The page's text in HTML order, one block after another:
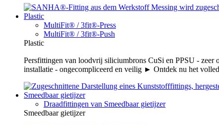
Plastic
MultiFit® / 3fit®-Press
MultiFit® / 3fit®-Push
Plastic
Persfittingen van loodvrij siliciumbrons CuSi en PPSU -
installatie - ongecompliceerd en veilig ► Ontdek nu het
Smeedbaar gietijzer
Draadfittingen van Smeedbaar gietijzer
Smeedbaar gietijzer